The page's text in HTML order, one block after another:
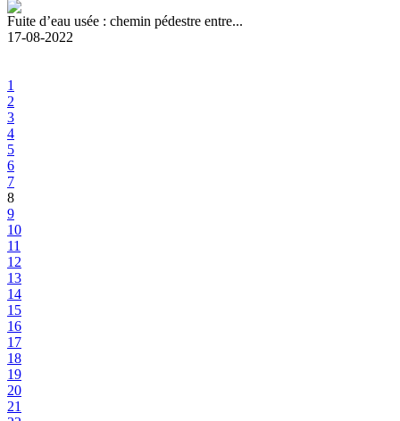
Fuite d’eau usée : chemin pédestre entre...
17-08-2022
1
2
3
4
5
6
7
8
9
10
11
12
13
14
15
16
17
18
19
20
21